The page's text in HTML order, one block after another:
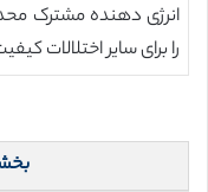
انرژی دهنده مشترک
را برای سایر اختلالات